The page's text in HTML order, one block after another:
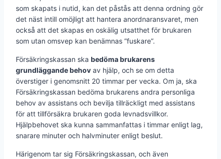
som skapats i nutid, kan det påstås att denna ordning gör
det näst intill omöjligt att hantera anordnaransvaret, men
också att det skapas en oskälig utsatthet för brukaren
som utan omsvep kan benämnas ”fuskare”.
Försäkringskassan ska bedöma brukarens
grundläggande behov av hjälp, och se om detta
överstiger i genomsnitt 20 timmar per vecka. Om ja, ska
Försäkringskassan bedöma brukarens andra personliga
behov av assistans och bevilja tillräckligt med assistans
för att tillförsäkra brukaren goda levnadsvillkor.
Hjälpbehovet ska kunna sammanfattas i timmar enligt lag,
snarare minuter och halvminuter enligt beslut.
Härigenom tar sig Försäkringskassan, och även